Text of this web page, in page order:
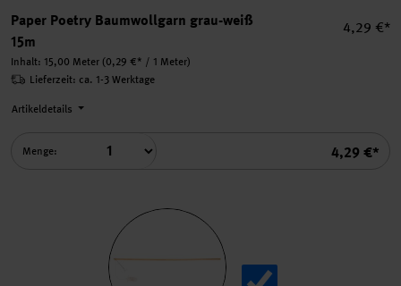
Paper Poetry Baumwollgarn grau-weiß
15m
Inhalt: 15,00 Meter (0,29 €* / 1 Meter)
4,29 €*
Summe
4,29 €*
Lieferzeit: ca. 1-3 Werktage
Artikeldetails
Menge: